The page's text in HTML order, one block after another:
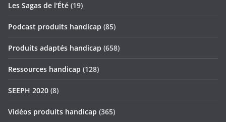
Les Sagas de l'Été (19)
Podcast produits handicap (85)
Produits adaptés handicap (658)
Ressources handicap (128)
SEEPH 2020 (8)
Vidéos produits handicap (365)